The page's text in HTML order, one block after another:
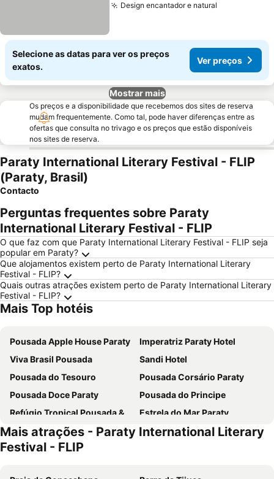
Design encantador e natural
Selecione as datas para ver os preços
exatos.
Ver preços
Mostrar mais
Os preços e a disponibilidade que recebemos dos sites de reserva
mudam frequentemente. Como tal, pode haver diferenças entre as
ofertas que consulta no trivago e os preços que estão disponíveis
nos sites de reserva.
Paraty International Literary Festival - FLIP
(Paraty, Brasil)
Contacto
Perguntas frequentes sobre Paraty
International Literary Festival - FLIP
O que faz com que Paraty International Literary Festival - FLIP seja
popular em Paraty?
Que alojamentos existem perto de Paraty International Literary
Festival - FLIP?
Quais outras atrações existem perto de Paraty International Literary
Festival - FLIP?
Mais Top hotéis
Pousada Apple House Paraty
Imperatriz Paraty Hotel
Viva Brasil Pousada
Sandi Hotel
Pousada do Tesouro
Pousada Corsário Paraty
Pousada Doce Paraty
Pousada do Principe
Refúgio Tropical Pousada & Flats
Estrela do Mar Paraty
Pousada Literária de Paraty
Pousada da Condessa
Pousada Estrela de Paraty
Mais atrações - Paraty International Literary
Festival - FLIP